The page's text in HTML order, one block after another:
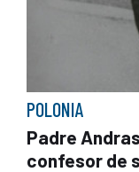
POLONIA
Padre
confesor de